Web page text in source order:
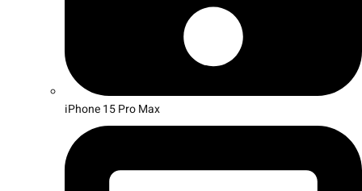
iPhone 15 Pro Max